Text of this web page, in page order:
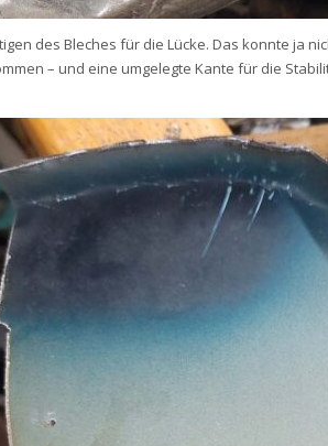
des Bleches für die Lücke. Das konnte ja
– und eine umgelegte Kante für die